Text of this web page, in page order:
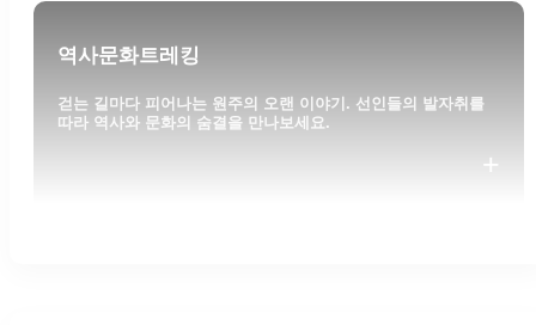
역사문화트레킹
걷는 길마다 피어나는 원주의 오랜 이야기. 선인들의 발자취를
따라 역사와 문화의 숨결을 만나보세요.
+